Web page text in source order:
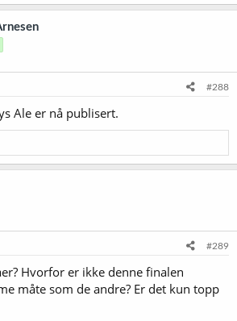
#288
Ale er nå publisert.
#289
Hvorfor er ikke denne finalen
måte som de andre? Er det kun topp